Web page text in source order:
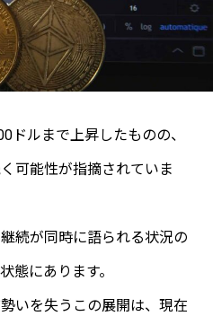
ドルまで上昇したものの、
可能性が指摘されていま
続が同時に語られる状況の
態にあります。
いを失うこの展開は、現在